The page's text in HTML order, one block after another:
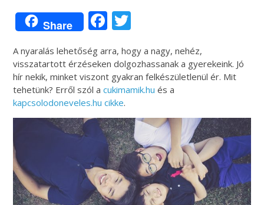
Share Facebook
A nyaralás lehetőség arra, hogy a nagy, nehéz,
visszatartott érzéseken dolgozhassanak a gyerekeink. Jó
hír nekik, minket viszont gyakran felkészületlenül ér. Mit
tehetünk? Erről szól acukimamik.hu és a
kapcsolodoneveles.hu cikke.